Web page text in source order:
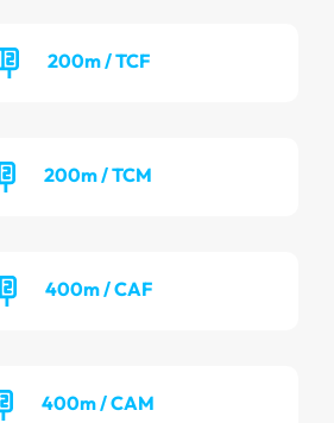
200m / TCF
200m / TCM
400m / CAF
400m / CAM